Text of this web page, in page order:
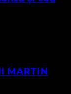
MARTIN